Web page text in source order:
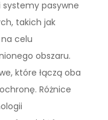
systemy pasywne
takich jak
celu
obszaru.
które łączą oba
Różnice